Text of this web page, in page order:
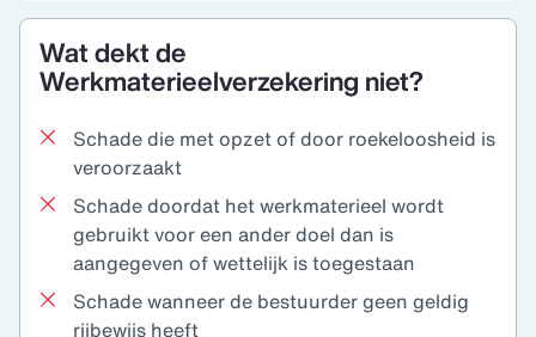
Wat dekt de
Werkmaterieelverzekering niet?
Schade die met opzet of door roekeloosheid is
veroorzaakt
Schade doordat het werkmaterieel wordt
gebruikt voor een ander doel dan is
aangegeven of wettelijk is toegestaan
Schade wanneer de bestuurder geen geldig
rijbewijs heeft